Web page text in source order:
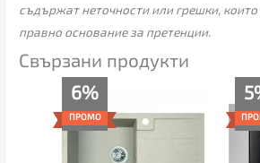
съдържат неточности или грешки,
правно основание за претенции.
Свързани продукти
6%
ПРОМО
price
was:
179.00€.
е:
169.00€.